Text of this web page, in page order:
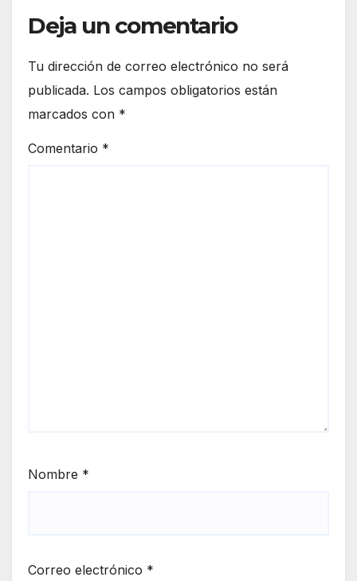
Deja un comentario
Tu dirección de correo electrónico no será
publicada. Los campos obligatorios están
marcados con *
Comentario *
Nombre *
Correo electrónico *